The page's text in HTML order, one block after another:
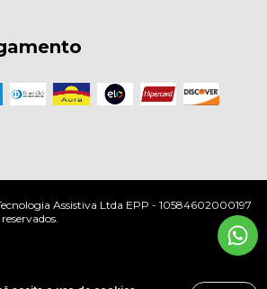
Assistiva Ltda EPP - 10584602000197